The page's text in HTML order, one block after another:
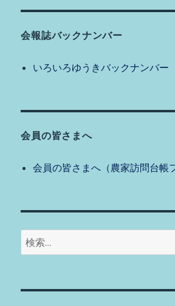
ン
会報誌バックナンバー
いろいろゆうきバックナンバー
会員の皆さまへ
会員の皆さまへ（農家訪問台帳
検
索: